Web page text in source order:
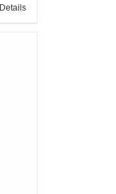
Details